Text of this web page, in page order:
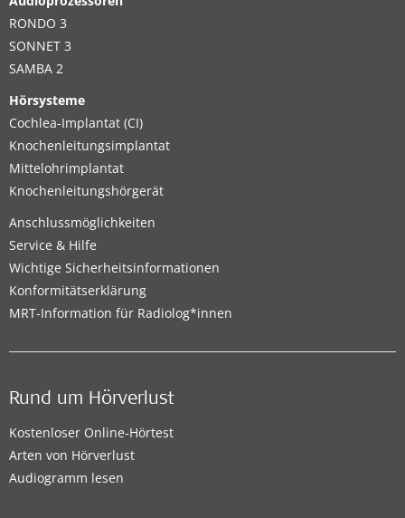
RONDO 3
SONNET 3
SAMBA 2
Hörsysteme
Cochlea-Implantat (CI)
Knochenleitungsimplantat
Mittelohrimplantat
Knochenleitungshörgerät
Anschlussmöglichkeiten
Service & Hilfe
Wichtige Sicherheitsinformationen
Konformitätserklärung
MRT-Information für Radiolog*innen
Rund um Hörverlust
Kostenloser Online-Hörtest
Arten von Hörverlust
Audiogramm lesen